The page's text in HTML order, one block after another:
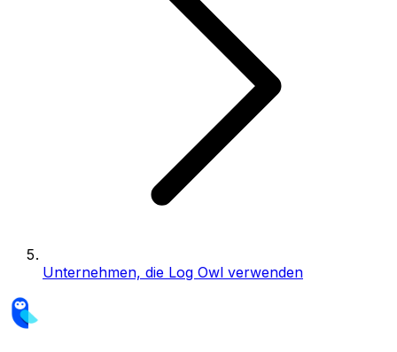
Unternehmen, die Log Owl verwenden